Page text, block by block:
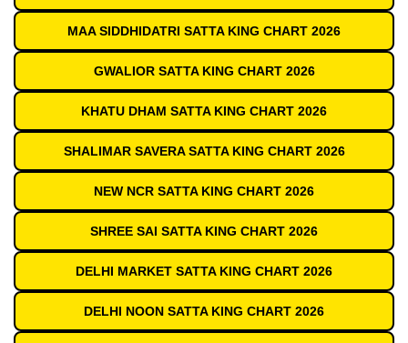
MAA SIDDHIDATRI SATTA KING CHART 2026
GWALIOR SATTA KING CHART 2026
KHATU DHAM SATTA KING CHART 2026
SHALIMAR SAVERA SATTA KING CHART 2026
NEW NCR SATTA KING CHART 2026
SHREE SAI SATTA KING CHART 2026
DELHI MARKET SATTA KING CHART 2026
DELHI NOON SATTA KING CHART 2026